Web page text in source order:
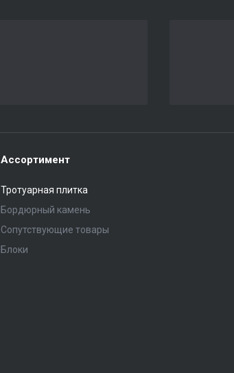
Ассортимент
Тротуарная плитка
Бордюрный камень
Сопутствующие товары
Блоки